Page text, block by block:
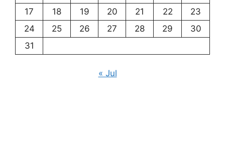
17
18 19 20 21 22
23
24
25 26 27 28 29
30
31
« Jul